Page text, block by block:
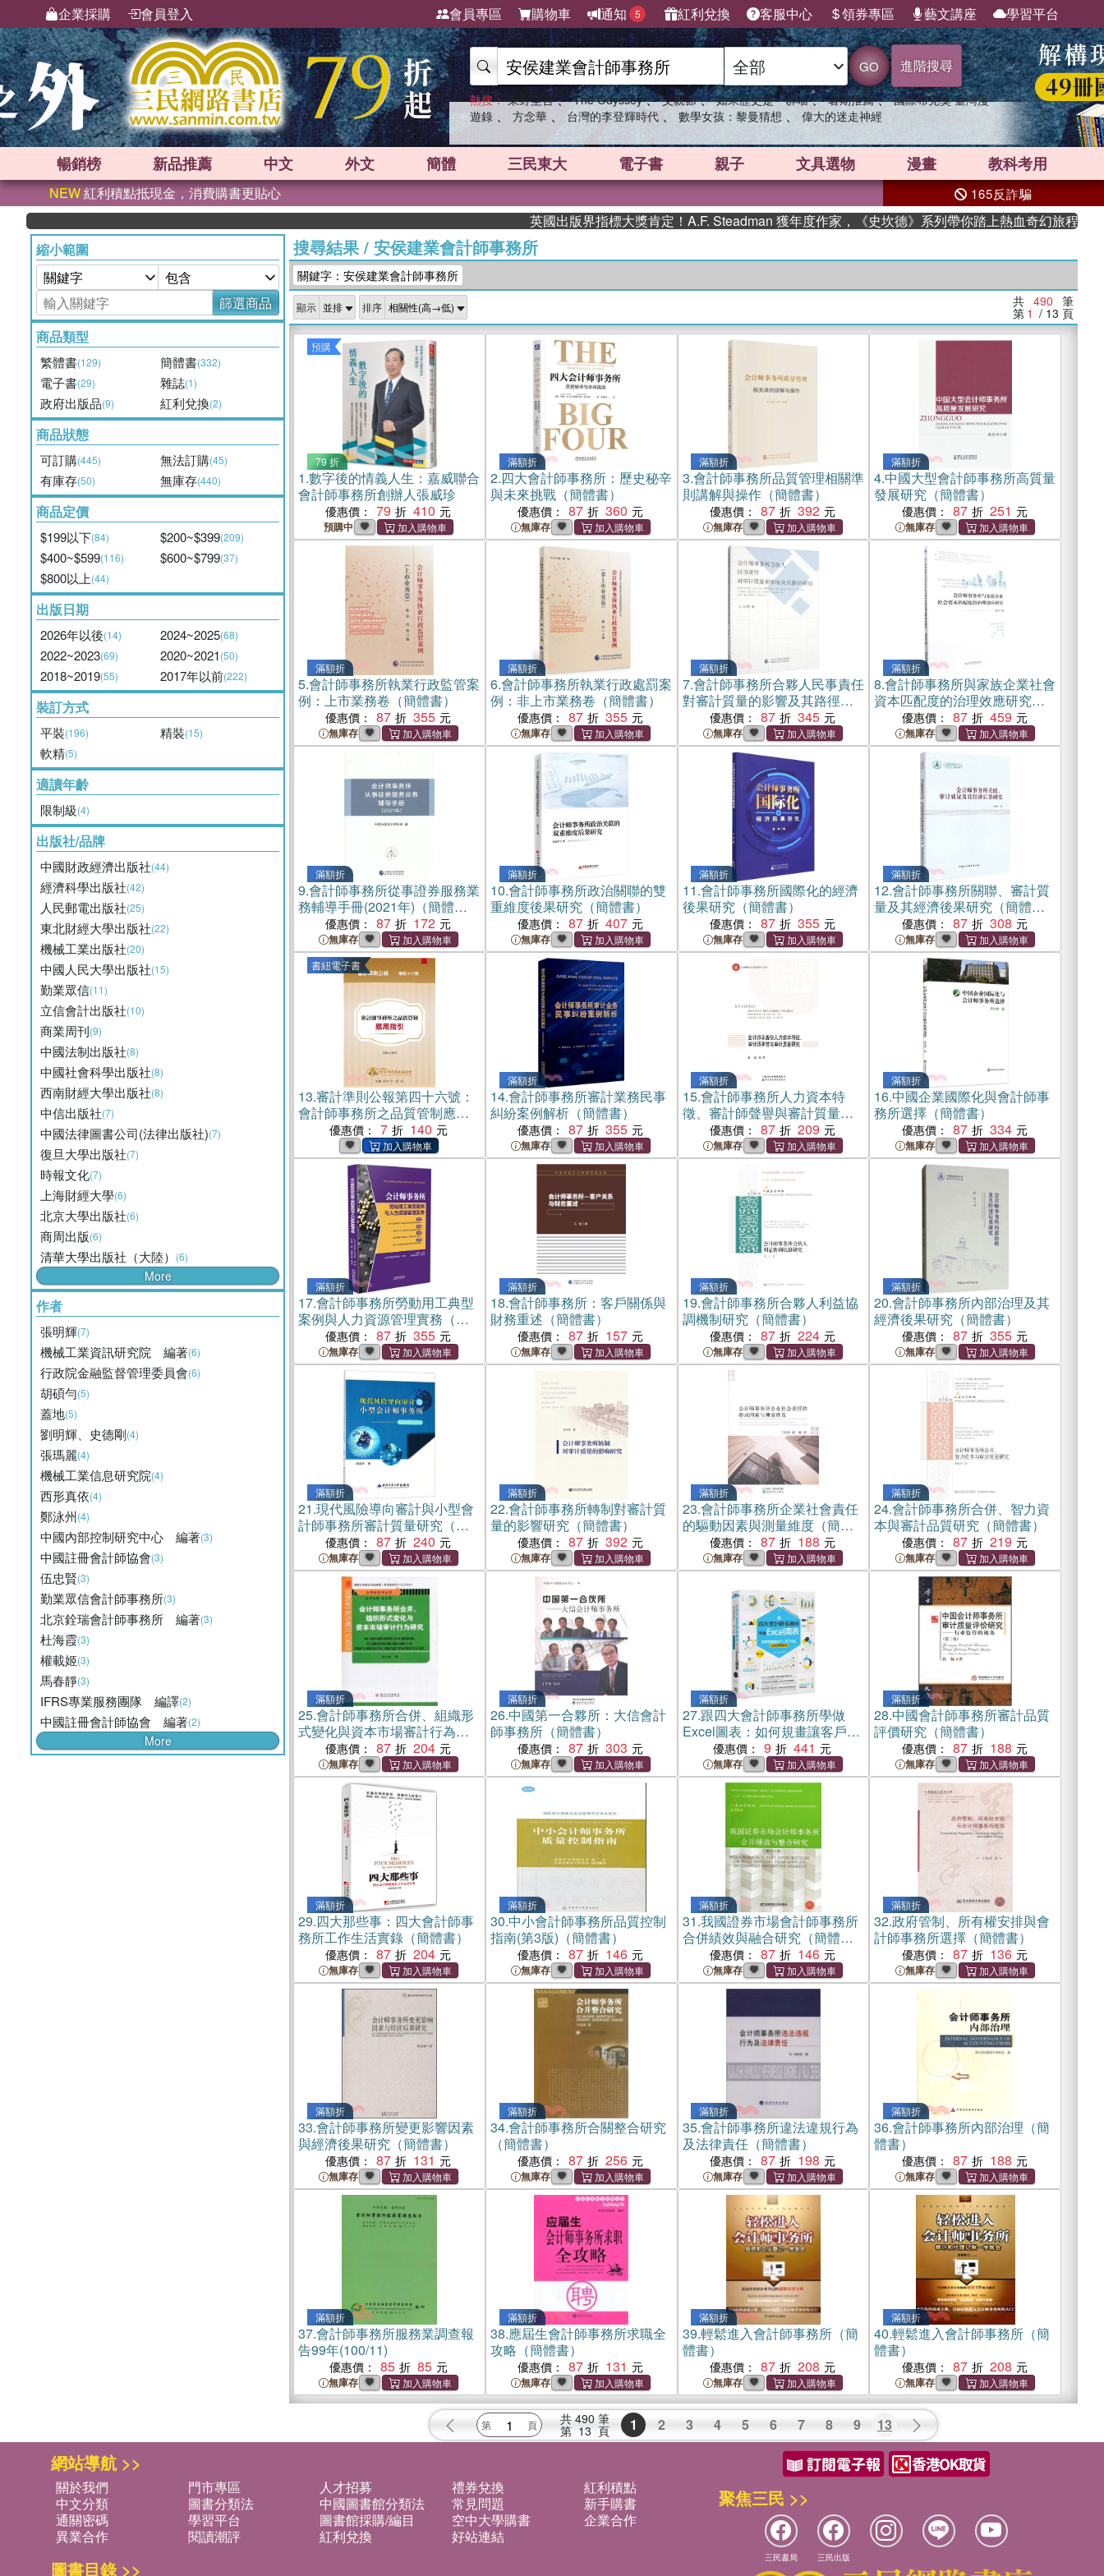
企業採購 會員登入 會員專區 購物車 通知 5 紅利兌換 客服中心 領券專區 藝文講座 學習平台
GO 進階搜尋
熱搜： 東野圭吾 、 The Odyssey 、 父親節 、 如果歷史是一群喵 、 暑期推薦 、 國際布克獎 臺灣漫
遊錄 、 方念華 、 台灣的李登輝時代 、 數學女孩：黎曼猜想 、 偉大的迷走神經
暢銷榜 新品推薦 中文 外文 簡體 三民東大 電子書 親子 文具選物 漫畫 教科考用
NEW紅利積點抵現金，消費購書更貼心 165反詐騙
英國出版界指標大獎肯定！A.F. Steadman 獲年度作家，《史坎德》系列帶你踏上熱血奇幻旅程
縮小範圍
篩選商品
商品類型
繁體書(129) 簡體書(332)
電子書(29) 雜誌(1)
政府出版品(9) 紅利兌換(2)
商品狀態
可訂購(445) 無法訂購(45)
有庫存(50) 無庫存(440)
商品定價
$199以下(84) $200~$399(209)
$400~$599(116) $600~$799(37)
$800以上(44)
出版日期
2026年以後(14) 2024~2025(68)
2022~2023(69) 2020~2021(50)
2018~2019(55) 2017年以前(222)
裝訂方式
平裝(196) 精裝(15)
軟精(5)
適讀年齡
限制級(4)
出版社/品牌
中國財政經濟出版社(44)
經濟科學出版社(42)
人民郵電出版社(25)
東北財經大學出版社(22)
機械工業出版社(20)
中國人民大學出版社(15)
勤業眾信(11)
立信會計出版社(10)
商業周刊(9)
中國法制出版社(8)
中國社會科學出版社(8)
西南財經大學出版社(8)
中信出版社(7)
中國法律圖書公司(法律出版社)(7)
復旦大學出版社(7)
時報文化(7)
上海財經大學(6)
北京大學出版社(6)
商周出版(6)
清華大學出版社（大陸） (6)
More
作者
張明輝(7)
機械工業資訊研究院 編著(6)
行政院金融監督管理委員會(6)
胡碩勻(5)
蓋地(5)
劉明輝、史德剛(4)
張瑪麗(4)
機械工業信息研究院(4)
西形真依(4)
鄭泳州(4)
中國內部控制研究中心 編著(3)
中國註冊會計師協會(3)
伍忠賢(3)
勤業眾信會計師事務所(3)
北京銓瑞會計師事務所 編著(3)
杜海霞(3)
權載姬(3)
馬春靜(3)
IFRS專業服務團隊 編譯(2)
中國註冊會計師協會 編著(2)
More
搜尋結果/ 安侯建業會計師事務所
關鍵字：安侯建業會計師事務所
顯示 排序 共 490 筆
第 1 / 13 頁
預購
79 折
1.數字後的情義人生：嘉威聯合
會計師事務所創辦人張威珍
優惠價： 79 410
預購中
滿額折
2.四大會計師事務所：歷史秘辛
與未來挑戰（簡體書）
優惠價： 87 360
無庫存
滿額折
3.會計師事務所品質管理相關準
則講解與操作（簡體書）
優惠價： 87 392
無庫存
滿額折
4.中國大型會計師事務所高質量
發展研究（簡體書）
優惠價： 87 251
無庫存
滿額折
5.會計師事務所執業行政監管案
例：上市業務卷（簡體書）
優惠價： 87 355
無庫存
滿額折
6.會計師事務所執業行政處罰案
例：非上市業務卷（簡體書）
優惠價： 87 355
無庫存
滿額折
7.會計師事務所合夥人民事責任
對審計質量的影響及其路徑研
究（簡體書）
優惠價： 87 345
無庫存
滿額折
8.會計師事務所與家族企業社會
資本匹配度的治理效應研究
（簡體書）
優惠價： 87 459
無庫存
滿額折
9.會計師事務所從事證券服務業
務輔導手冊(2021年)（簡體
優惠價： 87 172
無庫存
滿額折
10.會計師事務所政治關聯的雙
重維度後果研究（簡體書）
優惠價： 87 407
無庫存
滿額折
11.會計師事務所國際化的經濟
後果研究（簡體書）
優惠價： 87 355
無庫存
滿額折
12.會計師事務所關聯、審計質
量及其經濟後果研究（簡體
優惠價： 87 308
無庫存
書紐電子書
13.審計準則公報第四十六號：
會計師事務所之品質管制應用
指引(電子書)
優惠價： 7 140
滿額折
14.會計師事務所審計業務民事
糾紛案例解析（簡體書）
優惠價： 87 355
無庫存
滿額折
15.會計師事務所人力資本特
徵、審計師聲譽與審計質量研
究（簡體書）
優惠價： 87 209
無庫存
滿額折
16.中國企業國際化與會計師事
務所選擇（簡體書）
優惠價： 87 334
無庫存
滿額折
17.會計師事務所勞動用工典型
案例與人力資源管理實務（簡
體書）優惠價： 87 355
無庫存
滿額折
18.會計師事務所：客戶關係與
財務重述（簡體書）
優惠價： 87 157
無庫存
滿額折
19.會計師事務所合夥人利益協
調機制研究（簡體書）
優惠價： 87 224
無庫存
滿額折
20.會計師事務所內部治理及其
經濟後果研究（簡體書）
優惠價： 87 355
無庫存
滿額折
21.現代風險導向審計與小型會
計師事務所審計質量研究（簡
體書）優惠價： 87 240
無庫存
滿額折
22.會計師事務所轉制對審計質
量的影響研究（簡體書）
優惠價： 87 392
無庫存
滿額折
23.會計師事務所企業社會責任
的驅動因素與測量維度（簡體
優惠價： 87 188
無庫存
滿額折
24.會計師事務所合併、智力資
本與審計品質研究（簡體書）
優惠價： 87 219
無庫存
滿額折
25.會計師事務所合併、組織形
式變化與資本市場審計行為研
究（簡體書）
優惠價： 87 204
無庫存
滿額折
26.中國第一合夥所：大信會計
師事務所（簡體書）
優惠價： 87 303
無庫存
滿額折
27.跟四大會計師事務所學做
Excel圖表：如何規畫讓客戶一
目了然的商業圖解報表
優惠價： 9 441
無庫存
滿額折
28.中國會計師事務所審計品質
評價研究（簡體書）
優惠價： 87 188
無庫存
滿額折
29.四大那些事：四大會計師事
務所工作生活實錄（簡體書）
優惠價： 87 204
無庫存
滿額折
30.中小會計師事務所品質控制
指南(第3版)（簡體書）
優惠價： 87 146
無庫存
滿額折
31.我國證券市場會計師事務所
合併績效與融合研究（簡體
優惠價： 87 146
無庫存
滿額折
32.政府管制、所有權安排與會
計師事務所選擇（簡體書）
優惠價： 87 136
無庫存
滿額折
33.會計師事務所變更影響因素
與經濟後果研究（簡體書）
優惠價： 87 131
無庫存
滿額折
34.會計師事務所合關整合研究
（簡體書）
優惠價： 87 256
無庫存
滿額折
35.會計師事務所違法違規行為
及法律責任（簡體書）
優惠價： 87 198
無庫存
滿額折
36.會計師事務所內部治理（簡
體書）
優惠價： 87 188
無庫存
滿額折
37.會計師事務所服務業調查報
告99年(100/11)
優惠價： 85 85
無庫存
滿額折
38.應屆生會計師事務所求職全
攻略（簡體書）
優惠價： 87 131
無庫存
滿額折
39.輕鬆進入會計師事務所（簡
體書）
優惠價： 87 208
無庫存
滿額折
40.輕鬆進入會計師事務所（簡
體書）
優惠價： 87 208
無庫存
共 490 筆
第 13 頁 1 2 3 4 5 6 7 8 9 13
網站導航 >>
關於我們 門市專區 人才招募 禮券兌換
紅利積點
中文分類
圖書分類法 中國圖書館分類法 常見問題
新手購書
通關密碼
學習平台 圖書館採購/編目 空中大學購書
企業合作
異業合作
閱讀潮評 紅利兌換 好站連結
圖書目錄 >>
聚焦三民 >>
三民書局 三民出版